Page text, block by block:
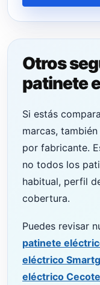
Otros
patinete
Si estás
marcas,
por fabricante.
no todos los
habitual, perfil
cobertura.
Puedes revisar
patinete
eléctrico
eléctrico